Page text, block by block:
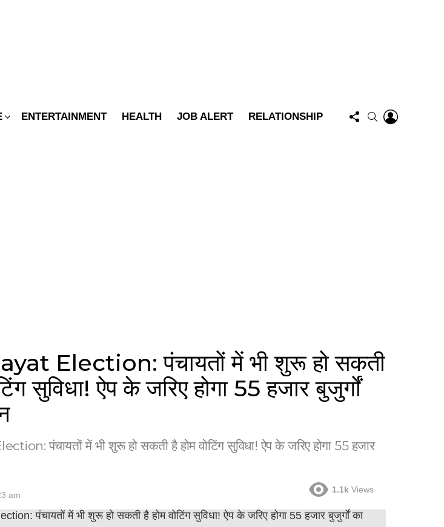
ENTERTAINMENT HEALTH JOB ALERT RELATIONSHIP
FOLLOW
US
SEARCH
Election: पंचायतों में भी शुरू हो सकती
सुविधा! ऐप के जरिए होगा 55 हजार बुजुर्गों
पंचायतों में भी शुरू हो सकती है होम वोटिंग सुविधा! ऐप के जरिए होगा 55 हजार
am
1.1k Views